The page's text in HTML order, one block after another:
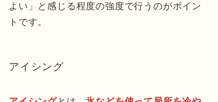
よい」と感じる程度の強度で行うのがポイン
トです。
アイシング